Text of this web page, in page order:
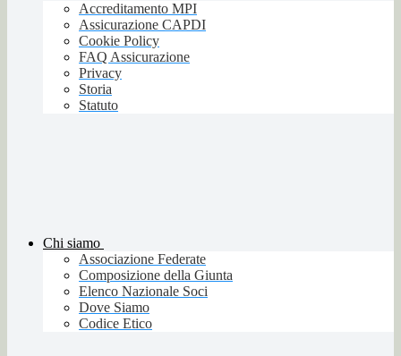
Accreditamento MPI
Assicurazione CAPDI
Cookie Policy
FAQ Assicurazione
Privacy
Storia
Statuto
Chi siamo
Associazione Federate
Composizione della Giunta
Elenco Nazionale Soci
Dove Siamo
Codice Etico